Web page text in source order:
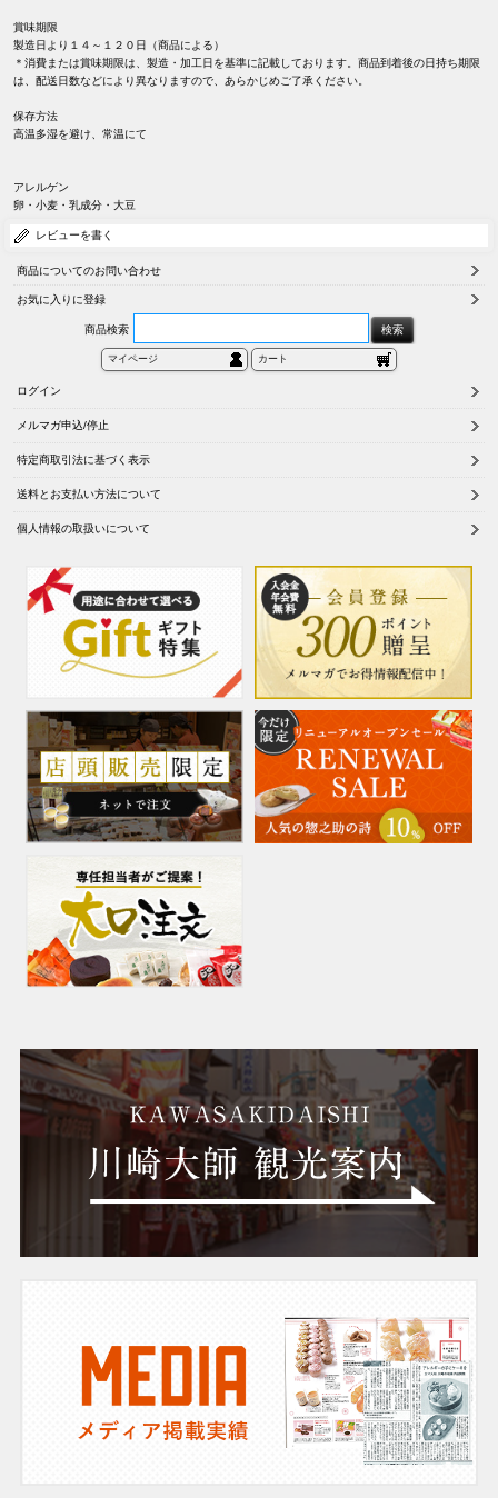
賞味期限
製造日より１４～１２０日（商品による）
＊消費または賞味期限は、製造・加工日を基準に記載しております。商品到着後の日持ち期限
は、配送日数などにより異なりますので、あらかじめご了承ください。
保存方法
高温多湿を避け、常温にて
アレルゲン
卵・小麦・乳成分・大豆
レビューを書く
商品についてのお問い合わせ
お気に入りに登録
商品検索
マイページ カート
ログイン
メルマガ申込/停止
特定商取引法に基づく表示
送料とお支払い方法について
個人情報の取扱いについて